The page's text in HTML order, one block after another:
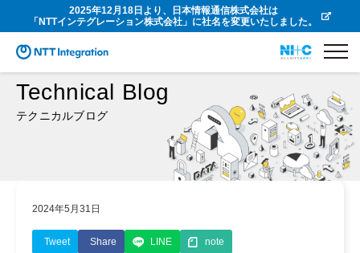
2025年12月18日より、日本情報通信株式会社は
「NTTインテグレーション株式会社」に社名を変更いたしました。
Technical Blog
テクニカルブログ
2024年5月31日
Tweet Share LINE note